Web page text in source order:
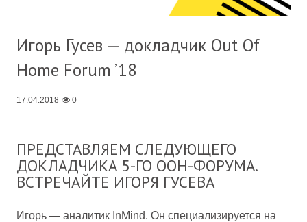
Игорь Гусев — докладчик Out Of
Home Forum ’18
17.04.2018 0
ПРЕДСТАВЛЯЕМ СЛЕДУЮЩЕГО
ДОКЛАДЧИКА 5-ГО OOH-ФОРУМА.
ВСТРЕЧАЙТЕ ИГОРЯ ГУСЕВА
Игорь — аналитик InMind. Он специализируется на